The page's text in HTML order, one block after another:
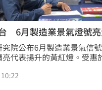
6月製造業景氣燈號
院公布6月製造業景氣信
代表揚升的黃紅燈。受惠
亮起繁榮紅燈。儘管全球